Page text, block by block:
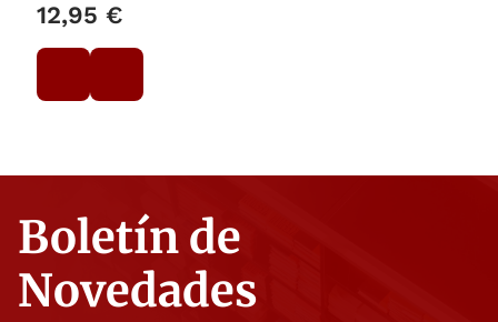
12,95 €
Boletín de
Novedades